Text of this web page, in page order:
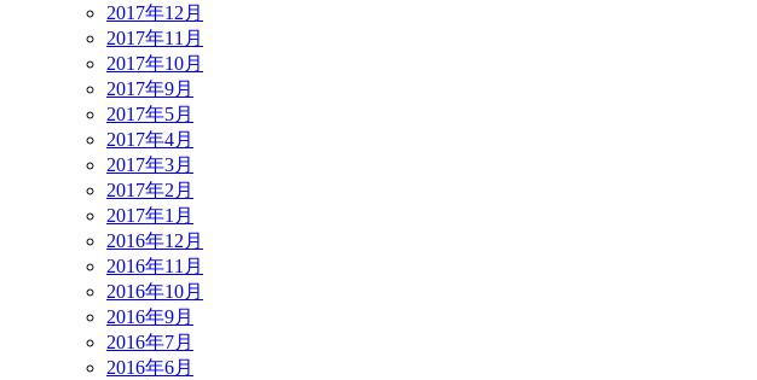
2017年12月
2017年11月
2017年10月
2017年9月
2017年5月
2017年4月
2017年3月
2017年2月
2017年1月
2016年12月
2016年11月
2016年10月
2016年9月
2016年7月
2016年6月